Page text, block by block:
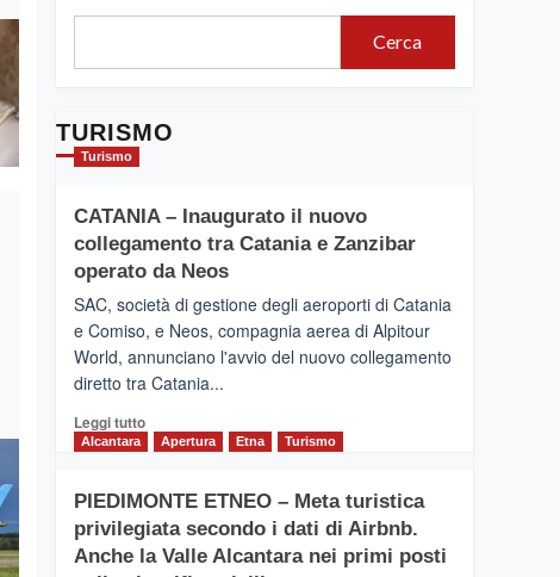
segnaletica turistica
5
Cerca
TURISMO
Turismo
CATANIA – Inaugurato il nuovo
collegamento tra Catania e Zanzibar
operato da Neos
SAC, società di gestione degli aeroporti di Catania
e Comiso, e Neos, compagnia aerea di Alpitour
World, annunciano l'avvio del nuovo collegamento
diretto tra Catania...
Leggi tuttoLeggi
CATANIA
–
Inaugurato
Alcantara Apertura Etna Turismo
PIEDIMONTE ETNEO – Meta turistica
privilegiata secondo i dati di Airbnb.
Anche la Valle Alcantara nei primi posti